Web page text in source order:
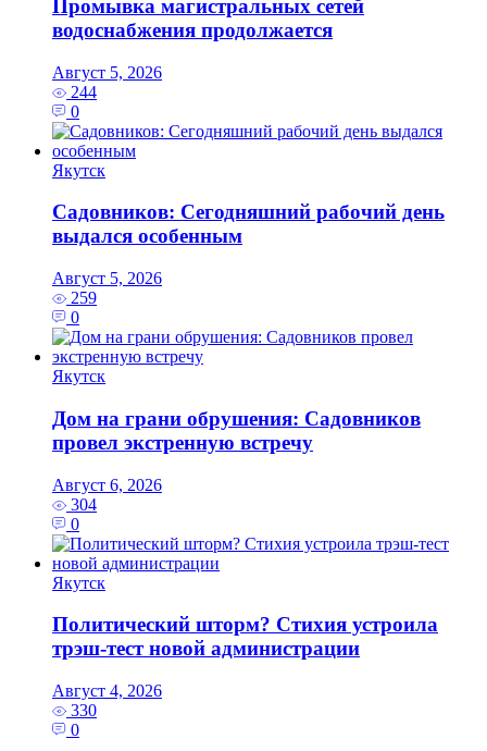
Промывка магистральных сетей
водоснабжения продолжается
Август 5, 2026
244
0
Якутск
Садовников: Сегодняшний рабочий день
выдался особенным
Август 5, 2026
259
0
Якутск
Дом на грани обрушения: Садовников
провел экстренную встречу
Август 6, 2026
304
0
Якутск
Политический шторм? Стихия устроила
трэш-тест новой администрации
Август 4, 2026
330
0